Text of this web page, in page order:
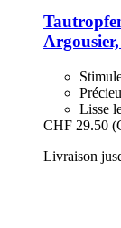
Lisse
CHF 29.50
Livraison